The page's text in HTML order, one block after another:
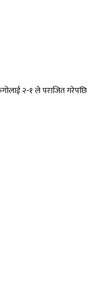
२-१ ले पराजित गरेपछि